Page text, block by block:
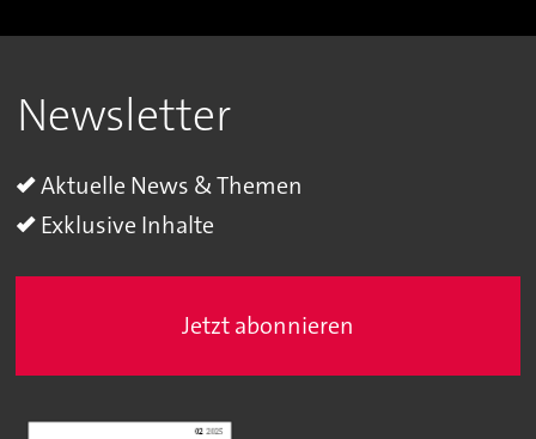
Newsletter
Aktuelle News & Themen
Exklusive Inhalte
Jetzt abonnieren